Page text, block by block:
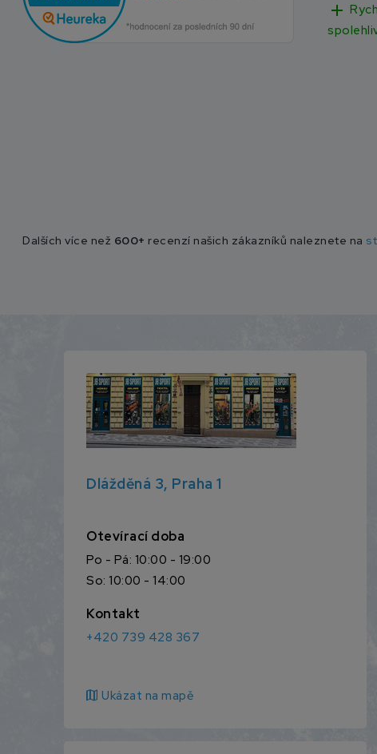
add
Dalších více než 600+ recenzí našich zákazníků naleznete na
Dlážděná 3, Praha 1
Otevírací doba
Po - Pá: 10:00 - 19:00
So: 10:00 - 14:00
Kontakt
+420 739 428 367
map Ukázat na mapě